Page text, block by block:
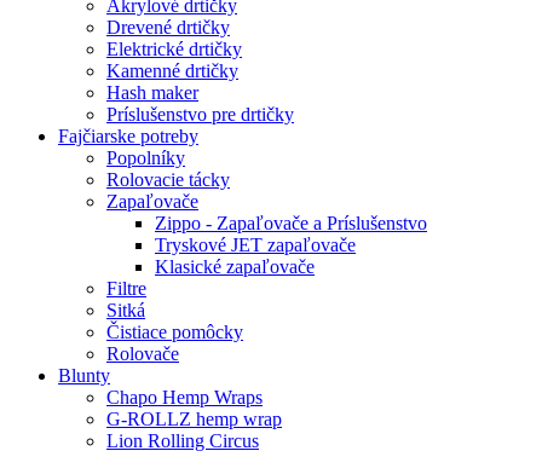
Akrylové drtičky
Drevené drtičky
Elektrické drtičky
Kamenné drtičky
Hash maker
Príslušenstvo pre drtičky
Fajčiarske potreby
Popolníky
Rolovacie tácky
Zapaľovače
Zippo - Zapaľovače a Príslušenstvo
Tryskové JET zapaľovače
Klasické zapaľovače
Filtre
Sitká
Čistiace pomôcky
Rolovače
Blunty
Chapo Hemp Wraps
G-ROLLZ hemp wrap
Lion Rolling Circus